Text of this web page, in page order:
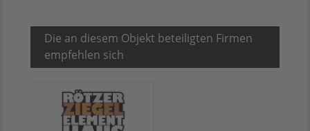
Die an diesem Objekt beteiligten Firmen
empfehlen sich